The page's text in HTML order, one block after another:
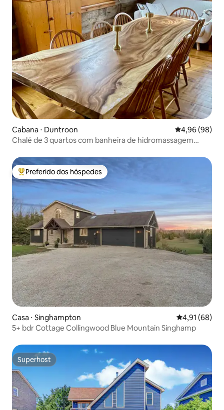
Cabana ⋅ Duntroon 4,96 de uma
4,96 (98)
Chalé de 3 quartos com banheira de hidromassagem
Entre os melhores preferidos dos hóspedes
Preferido dos hóspedes
Casa ⋅ Singhampton 4,91 de uma
4,91 (68)
5+ bdr Cottage Collingwood Blue Mountain Singhamp
Superhost
Superhost